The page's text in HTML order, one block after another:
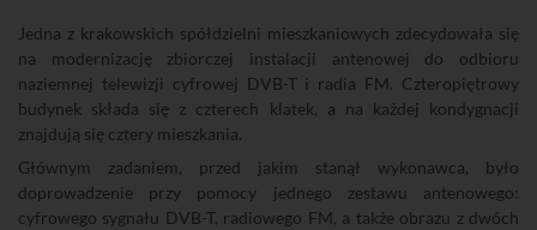
Jedna z krakowskich spółdzielni mieszkaniowych zdecydowała się
na modernizację zbiorczej instalacji antenowej do odbioru
naziemnej telewizji cyfrowej DVB-T i radia FM. Czteropiętrowy
budynek składa się z czterech klatek, a na każdej kondygnacji
znajdują się cztery mieszkania.
Głównym zadaniem, przed jakim stanął wykonawca, było
doprowadzenie przy pomocy jednego zestawu antenowego:
cyfrowego sygnału DVB-T, radiowego FM, a także obrazu z dwóch